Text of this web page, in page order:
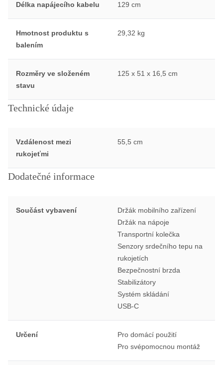
Délka napájecího kabelu 129 cm
Hmotnost produktu s
balením
29,32 kg
Rozměry ve složeném
stavu
125 x 51 x 16,5 cm
Technické údaje
Vzdálenost mezi
rukojeťmi
55,5 cm
Dodatečné informace
Součást vybavení
Držák mobilního zařízení
Držák na nápoje
Transportní kolečka
Senzory srdečního tepu na
rukojetích
Bezpečnostní brzda
Stabilizátory
Systém skládání
USB-C
Určení
Pro domácí použití
Pro svépomocnou montáž